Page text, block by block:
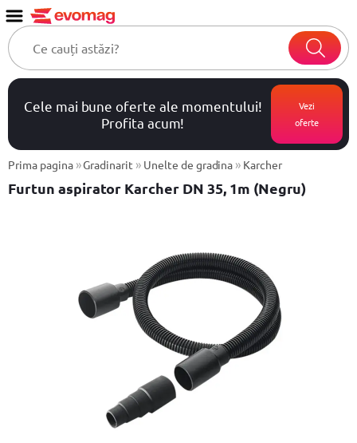
Cele mai bune oferte ale momentului!
Profita acum!
Vezi
oferte
Prima pagina »Gradinarit » Unelte de gradina » Karcher
Furtun aspirator Karcher DN 35, 1m (Negru)